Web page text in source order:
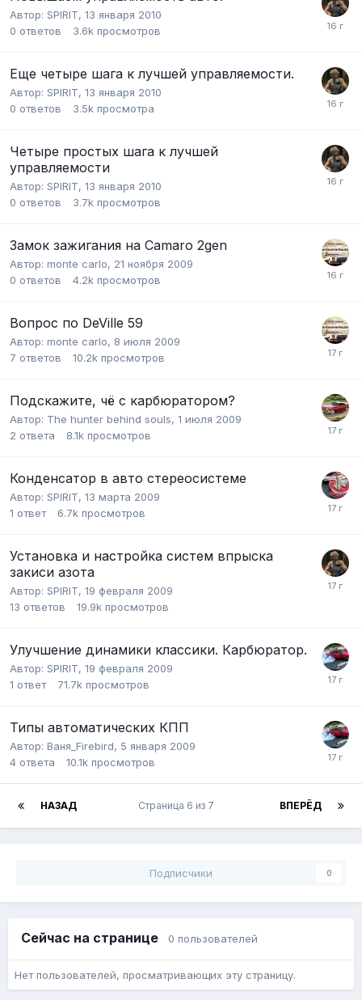
Автор: SPIRIT, 13 января 2010
0 ответов 3.6k просмотров
Еще четыре шага к лучшей управляемости.
Автор: SPIRIT, 13 января 2010
0 ответов 3.5k просмотра
Четыре простых шага к лучшей
управляемости
Автор: SPIRIT, 13 января 2010
0 ответов 3.7k просмотров
Замок зажигания на Camaro 2gen
Автор: monte carlo, 21 ноября 2009
0 ответов 4.2k просмотров
Вопрос по DeVille 59
Автор: monte carlo, 8 июля 2009
7 ответов 10.2k просмотров
Подскажите, чё с карбюратором?
Автор: The hunter behind souls, 1 июля 2009
2 ответа 8.1k просмотров
Конденсатор в авто стереосистеме
Автор: SPIRIT, 13 марта 2009
1 ответ 6.7k просмотров
Установка и настройка систем впрыска
закиси азота
Автор: SPIRIT, 19 февраля 2009
13 ответов 19.9k просмотров
Улучшение динамики классики. Карбюратор.
Автор: SPIRIT, 19 февраля 2009
1 ответ 71.7k просмотров
Типы автоматических КПП
Автор: Ваня_Firebird, 5 января 2009
4 ответа 10.1k просмотров
НАЗАД ВПЕРЁД
Страница 6 из 7
Подписчики 0
Сейчас на странице 0 пользователей
Нет пользователей, просматривающих эту страницу.